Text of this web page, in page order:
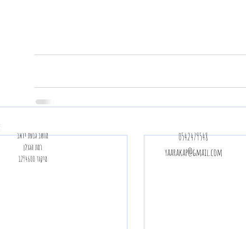
מושב גבעת יואב
רמת הגולן
מיקוד 1294600
0542479548
yaarakap@gmail.com